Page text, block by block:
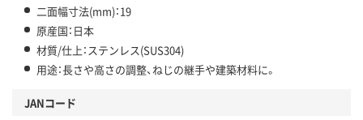
二面幅寸法(mm)：19
原産国：日本
材質/仕上：ステンレス(SUS304)
用途：長さや高さの調整、ねじの継手や建築材料に。
JANコード